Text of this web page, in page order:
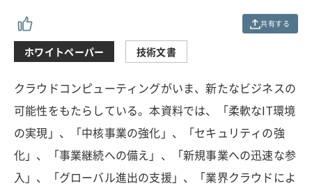
共有する
ホワイトペーパー 技術文書
クラウドコンピューティングがいま、新たなビジネスの
可能性をもたらしている。本資料では、「柔軟なIT環境
の実現」、「中核事業の強化」、「セキュリティの強
化」、「事業継続への備え」、「新規事業への迅速な参
入」、「グローバル進出の支援」、「業界クラウドによ